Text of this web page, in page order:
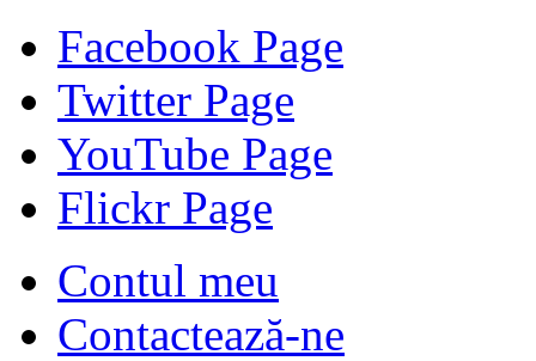
Facebook Page
Twitter Page
YouTube Page
Flickr Page
Contul meu
Contactează-ne